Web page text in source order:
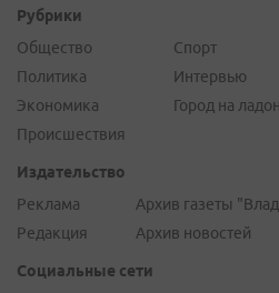
Рубрики
Общество
Политика
Экономика
Происшествия
Спорт
Интервью
Город на
Издательство
Реклама
Редакция
Архив газеты
Архив новостей
Социальные сети